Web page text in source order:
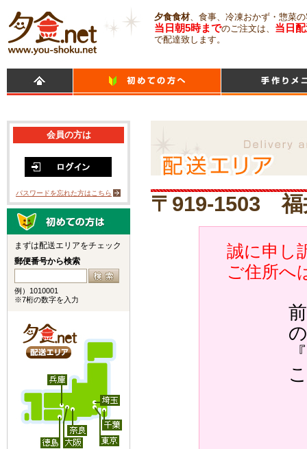
夕食食材、食事、冷凍おかず・惣菜
当日朝5時までのご注文は、 当日
で配達致します。
〒919-1503 福
誠に申し
ご住所へ
の
『
会員の方は
パスワードを忘れた方はこちら
まずは配送エリアをチェック
郵便番号から検索
例）1010001
※7桁の数字を入力